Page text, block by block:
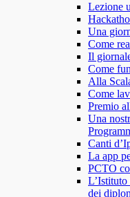
Lezione
Una
Come
Il
Come
Alla
Come
Premio
Una
Canti
La app
PCTO
dei